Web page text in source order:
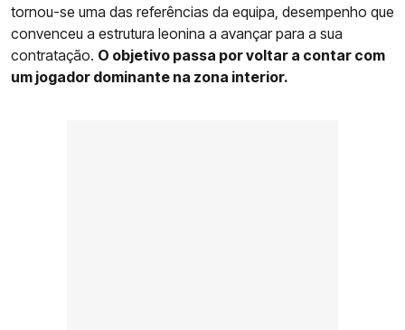
tornou-se uma das referências da equipa, desempenho que
convenceu a estrutura leonina a avançar para a sua
contratação. O objetivo passa por voltar a contar com
um jogador dominante na zona interior.